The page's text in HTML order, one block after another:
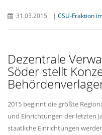
31.03.2015 | CSU-Fraktion
Dezentrale
Söder stellt
2015 beginnt die größte
und Einrichtungen der letzten
staatliche Einrichtungen